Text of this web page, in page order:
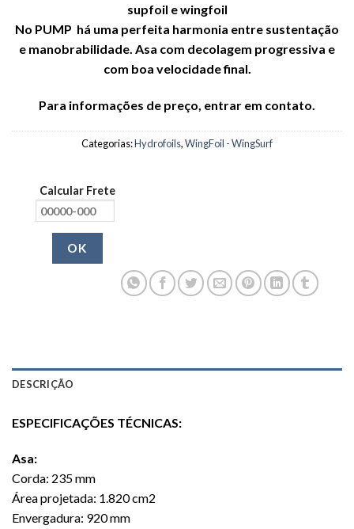
supfoil e wingfoil
No PUMP há uma perfeita harmonia entre sustentação
e manobrabilidade. Asa com decolagem progressiva e
com boa velocidade final.
Para informações de preço, entrar em contato.
Categorias:Hydrofoils,WingFoil - WingSurf
Calcular Frete
OK
DESCRIÇÃO
ESPECIFICAÇÕES TÉCNICAS:
Asa:
Corda: 235 mm
Área projetada: 1.820 cm2
Envergadura: 920 mm